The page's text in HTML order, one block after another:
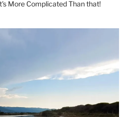
More Complicated Than that!